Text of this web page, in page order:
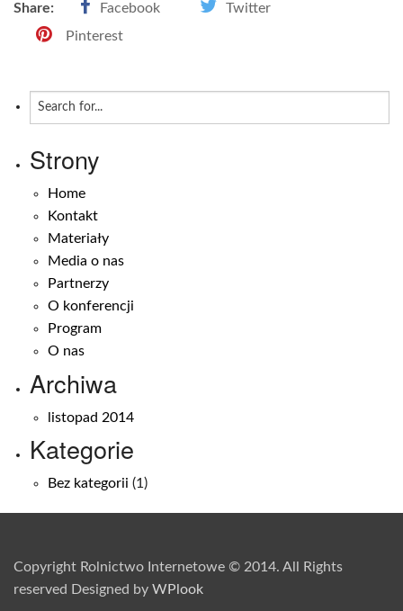
Share: Facebook
Twitter
Pinterest
Strony
Home
Kontakt
Materiały
Media o nas
Partnerzy
O konferencji
Program
O nas
Archiwa
listopad 2014
Kategorie
Bez kategorii (1)
Copyright Rolnictwo Internetowe © 2014. All Rights
reserved Designed by WPlook